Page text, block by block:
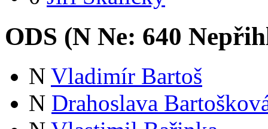
ODS (N Ne: 640
N Vladimír Bartoš
N Drahoslava